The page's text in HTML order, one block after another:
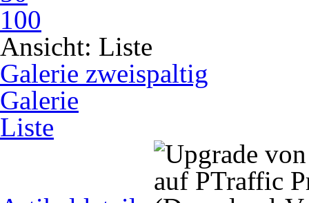
100
Ansicht: Liste
Galerie zweispaltig
Galerie
Liste